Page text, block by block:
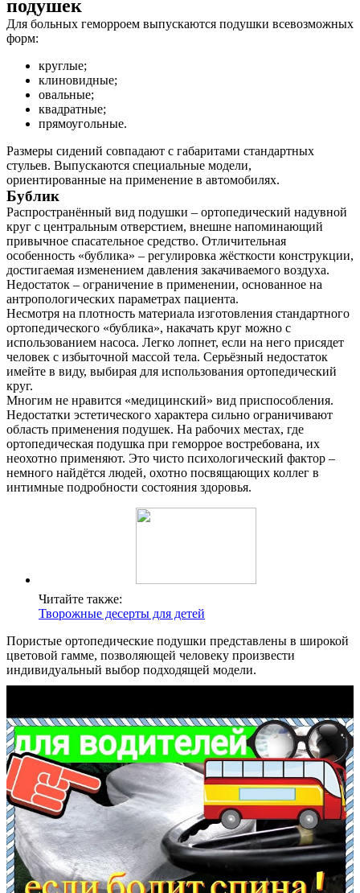
подушек
Для больных геморроем выпускаются подушки всевозможных
форм:
круглые;
клиновидные;
овальные;
квадратные;
прямоугольные.
Размеры сидений совпадают с габаритами стандартных
стульев. Выпускаются специальные модели,
ориентированные на применение в автомобилях.
Бублик
Распространённый вид подушки – ортопедический надувной
круг с центральным отверстием, внешне напоминающий
привычное спасательное средство. Отличительная
особенность «бублика» – регулировка жёсткости конструкции,
достигаемая изменением давления закачиваемого воздуха.
Недостаток – ограничение в применении, основанное на
антропологических параметрах пациента.
Несмотря на плотность материала изготовления стандартного
ортопедического «бублика», накачать круг можно с
использованием насоса. Легко лопнет, если на него присядет
человек с избыточной массой тела. Серьёзный недостаток
имейте в виду, выбирая для использования ортопедический
круг.
Многим не нравится «медицинский» вид приспособления.
Недостатки эстетического характера сильно ограничивают
область применения подушек. На рабочих местах, где
ортопедическая подушка при геморрое востребована, их
неохотно применяют. Это чисто психологический фактор –
немного найдётся людей, охотно посвящающих коллег в
интимные подробности состояния здоровья.
Читайте также:
Творожные десерты для детей
Пористые ортопедические подушки представлены в широкой
цветовой гамме, позволяющей человеку произвести
индивидуальный выбор подходящей модели.